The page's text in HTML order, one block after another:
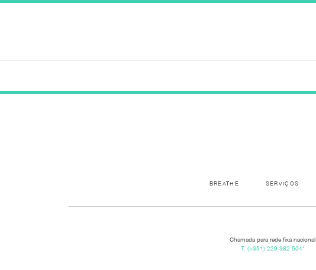
BREATHE SERVIÇOS
Chamada para rede fixa nacional
T. (+351) 229 382 504*